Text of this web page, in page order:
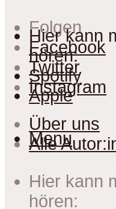
Hier kann
hören:
Spotify
Apple
Menu
Folgen
Facebook
Twitter
Instagram
Über uns
Alle
Hier kann
hören: